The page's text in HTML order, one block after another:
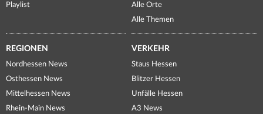
Playlist
Alle Orte
Alle Themen
REGIONEN
Nordhessen News
Osthessen News
Mittelhessen News
Rhein-Main News
VERKEHR
Staus Hessen
Blitzer Hessen
Unfälle Hessen
A3 News